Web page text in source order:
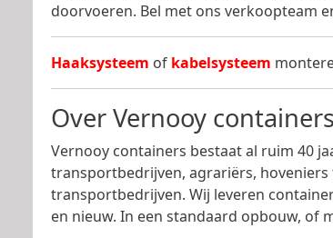
doorvoeren. Bel met ons verkoopteam
Haaksysteem of kabelsysteem
Over Vernooy
Vernooy containers bestaat al ruim 40
transportbedrijven, agrariërs,
transportbedrijven. Wij leveren
en nieuw. In een standaard opbouw, of